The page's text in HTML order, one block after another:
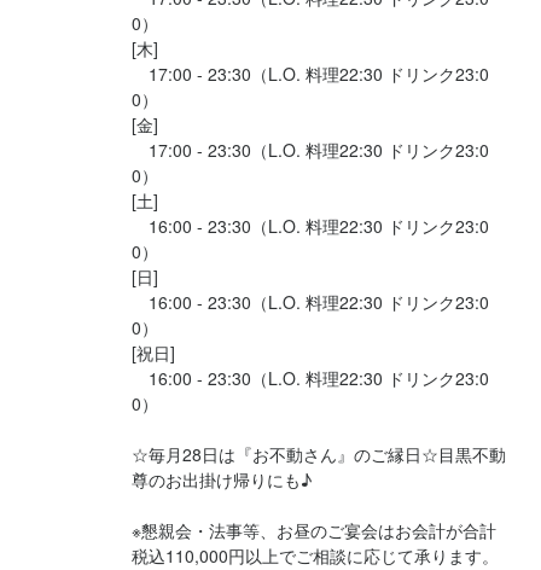
0）
[木]
17:00 - 23:30（L.O. 料理22:30 ドリンク23:0
0）
[金]
17:00 - 23:30（L.O. 料理22:30 ドリンク23:0
0）
[土]
16:00 - 23:30（L.O. 料理22:30 ドリンク23:0
0）
[日]
16:00 - 23:30（L.O. 料理22:30 ドリンク23:0
0）
[祝日]
16:00 - 23:30（L.O. 料理22:30 ドリンク23:0
0）
☆毎月28日は『お不動さん』のご縁日☆目黒不動
尊のお出掛け帰りにも♪
※懇親会・法事等、お昼のご宴会はお会計が合計
税込110,000円以上でご相談に応じて承ります。